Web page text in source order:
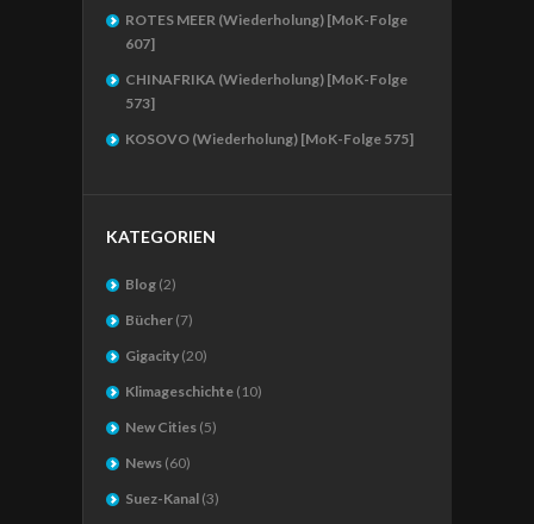
ROTES MEER (Wiederholung) [MoK-Folge
607]
CHINAFRIKA (Wiederholung) [MoK-Folge
573]
KOSOVO (Wiederholung) [MoK-Folge 575]
KATEGORIEN
Blog (2)
Bücher (7)
Gigacity (20)
Klimageschichte (10)
New Cities (5)
News (60)
Suez-Kanal (3)